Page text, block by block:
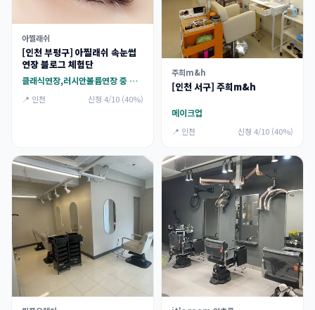
아찔래쉬
[인천 부평구] 아찔래쉬 속눈썹
연장 블로그 체험단
클래식연장,러시안볼륨연장 중 택 1
📍 인천 신청 4/10 (40%)
주희m&h
[인천 서구] 주희m&h
메이크업
📍 인천 신청 4/10 (40%)